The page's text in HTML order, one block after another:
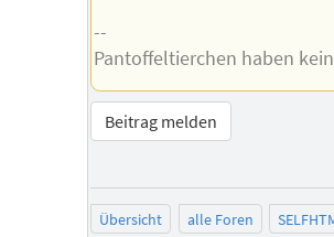
--
Pantoffeltierchen haben
Beitrag melden
Übersicht alle Foren